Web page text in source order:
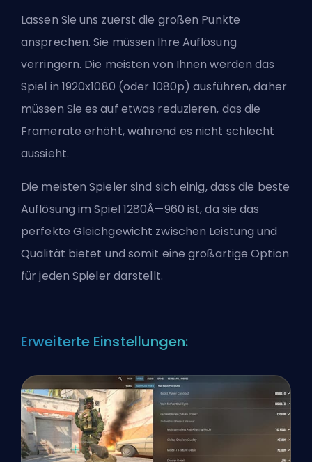
Lassen Sie uns zuerst die großen Punkte
ansprechen. Sie müssen Ihre Auflösung
verringern. Die meisten von Ihnen werden das
Spiel in 1920x1080 (oder 1080p) ausführen, daher
müssen Sie es auf etwas reduzieren, das die
Framerate erhöht, während es nicht schlecht
aussieht.
Die meisten Spieler sind sich einig, dass die beste
Auflösung im Spiel 1280Â—960 ist, da sie das
perfekte Gleichgewicht zwischen Leistung und
Qualität bietet und somit eine großartige Option
für jeden Spieler darstellt.
Erweiterte Einstellungen: